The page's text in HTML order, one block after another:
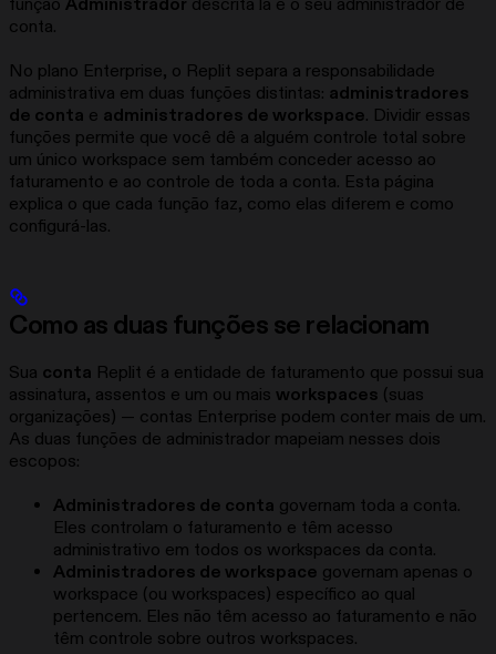
conta.
No plano Enterprise, o Replit separa a responsabilidade
administrativa em duas funções distintas: administradores
de conta e administradores de workspace. Dividir essas
funções permite que você dê a alguém controle total sobre
um único workspace sem também conceder acesso ao
faturamento e ao controle de toda a conta. Esta página
explica o que cada função faz, como elas diferem e como
configurá-las.
Como as duas funções se relacionam
Sua conta Replit é a entidade de faturamento que possui sua
assinatura, assentos e um ou mais workspaces (suas
organizações) — contas Enterprise podem conter mais de um.
As duas funções de administrador mapeiam nesses dois
escopos:
Administradores de conta governam toda a conta.
Eles controlam o faturamento e têm acesso
administrativo em todos os workspaces da conta.
Administradores de workspace governam apenas o
workspace (ou workspaces) específico ao qual
pertencem. Eles não têm acesso ao faturamento e não
têm controle sobre outros workspaces.